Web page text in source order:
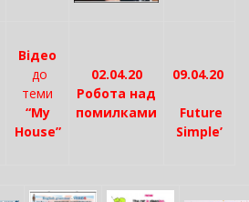
Відео
до
теми
“My
House”
02.04.20
Робота над
помилками
09.04.20
Future
Simple’